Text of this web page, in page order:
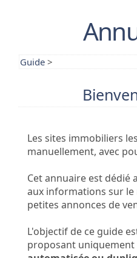
Guide >
Les sites immobiliers
manuellement, avec
Cet annuaire est
aux informations sur
petites annonces de
L'objectif de ce guide
proposant